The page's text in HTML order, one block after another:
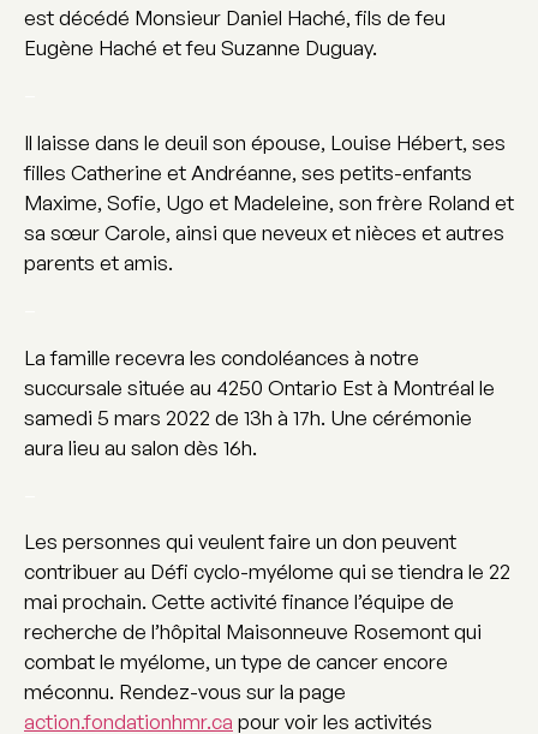
est décédé Monsieur Daniel Haché, fils de feu
Eugène Haché et feu Suzanne Duguay.
Il laisse dans le deuil son épouse, Louise Hébert, ses
filles Catherine et Andréanne, ses petits-enfants
Maxime, Sofie, Ugo et Madeleine, son frère Roland et
sa sœur Carole, ainsi que neveux et nièces et autres
parents et amis.
La famille recevra les condoléances à notre
succursale située au 4250 Ontario Est à Montréal le
samedi 5 mars 2022 de 13h à 17h. Une cérémonie
aura lieu au salon dès 16h.
Les personnes qui veulent faire un don peuvent
contribuer au Défi cyclo-myélome qui se tiendra le 22
mai prochain. Cette activité finance l’équipe de
recherche de l’hôpital Maisonneuve Rosemont qui
combat le myélome, un type de cancer encore
méconnu. Rendez-vous sur la page
action.fondationhmr.ca pour voir les activités